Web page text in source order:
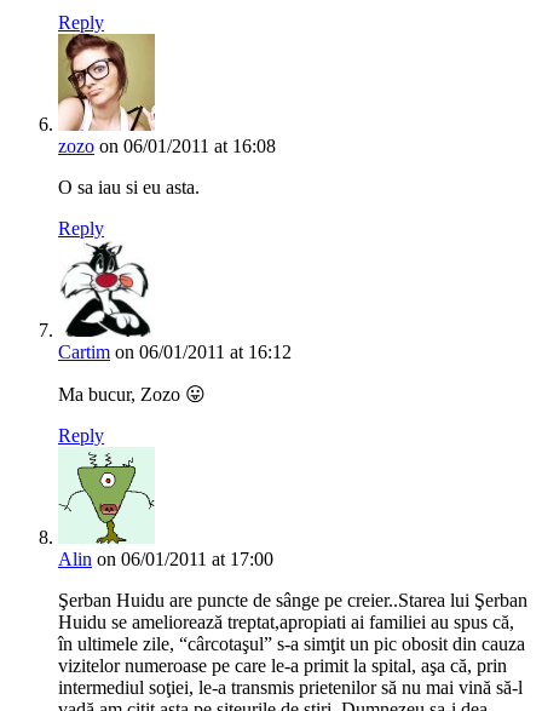
Reply
zozo on 06/01/2011 at 16:08
O sa iau si eu asta.
Reply
Cartim on 06/01/2011 at 16:12
Ma bucur, Zozo 😛
Reply
Alin on 06/01/2011 at 17:00
Şerban Huidu are puncte de sânge pe creier..Starea lui Şerban
Huidu se ameliorează treptat,apropiati ai familiei au spus că,
în ultimele zile, “cârcotaşul” s-a simţit un pic obosit din cauza
vizitelor numeroase pe care le-a primit la spital, aşa că, prin
intermediul soţiei, le-a transmis prietenilor să nu mai vină să-l